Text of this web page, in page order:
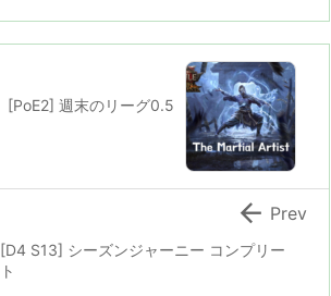
[PoE2] 週末のリーグ0.5
[D4 S13] シーズンジャーニー コンプリー
ト
 Prev